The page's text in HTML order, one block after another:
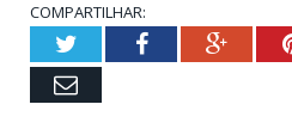
COMPARTILHAR:
TwitterFacebook
Email